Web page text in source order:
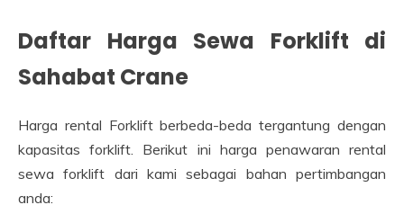
Daftar Harga Sewa Forklift di
Sahabat Crane
Harga rental Forklift berbeda-beda tergantung dengan
kapasitas forklift. Berikut ini harga penawaran rental
sewa forklift dari kami sebagai bahan pertimbangan
anda: